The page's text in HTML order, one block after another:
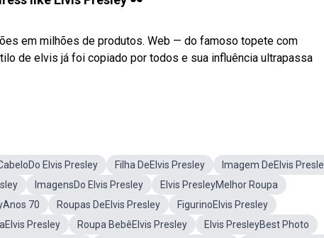
em milhões de produtos. Web — do famoso topete com
de elvis já foi copiado por todos e sua influência ultrapassa
Elvis Presley Filha DeElvis Presley
Imagem DeElvis
ImagensDo Elvis Presley
Elvis PresleyMelhor Roupa
70 Roupas DeElvis Presley
FigurinoElvis Presley
Presley Roupa BebêElvis Presley
Elvis PresleyBest Photo